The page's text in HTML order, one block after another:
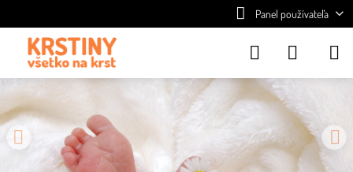
Panel používateľa